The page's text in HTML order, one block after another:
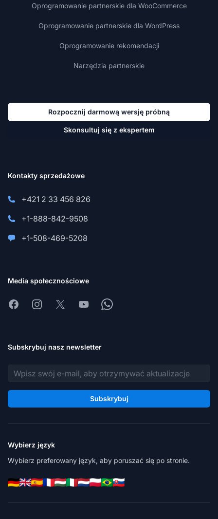
Oprogramowanie partnerskie dla WooCommerce
Oprogramowanie partnerskie dla WordPress
Oprogramowanie rekomendacji
Narzędzia partnerskie
Rozpocznij darmową wersję próbną
Skonsultuj się z ekspertem
Kontakty sprzedażowe
+421 2 33 456 826
+1-888-842-9508
+1-508-469-5208
Media społecznościowe
FacebookInstagram
X YoutubeWhatsapp
Subskrybuj nasz newsletter
Adres e-mail
Subskrybuj
Wybierz język
Wybierz preferowany język, aby poruszać się po stronie.